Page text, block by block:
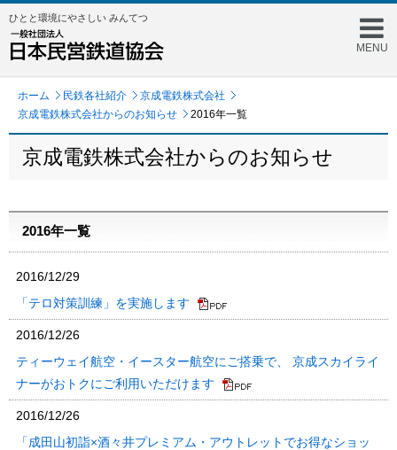
MENU
ひとと環境にやさしい みんてつ
ホーム 民鉄各社紹介
京成電鉄株式会社
京成電鉄株式会社からのお知らせ
2016年一覧
京成電鉄株式会社からのお知らせ
2016年一覧
2016/12/29
「テロ対策訓練」を実施します
2016/12/26
ティーウェイ航空・イースター航空にご搭乗で、 京成スカイライ
ナーがおトクにご利用いただけます
2016/12/26
「成田山初詣×酒々井プレミアム・アウトレットでお得なショッ